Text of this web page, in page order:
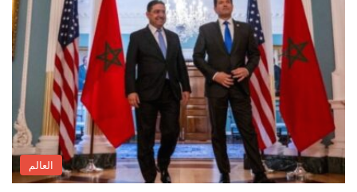
العالم